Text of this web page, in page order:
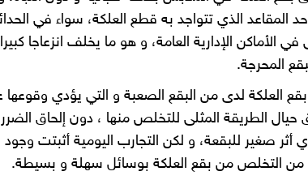
المقاعد الذي تتواجد به قطع العلكة، سواء في
الأماكن الإدارية العامة، و هو ما يخلف انزعاجا
المحرجة.
بقع العلكة لدى من البقع الصعبة و التي يؤدي وقوعها
حيال الطريقة المثلى للتخلص منها ، دون إلحاق
أثر صغير للبقعة، و لكن التجارب اليومية أثبتت
التخلص من بقع العلكة بوسائل سهلة و بسيطة.